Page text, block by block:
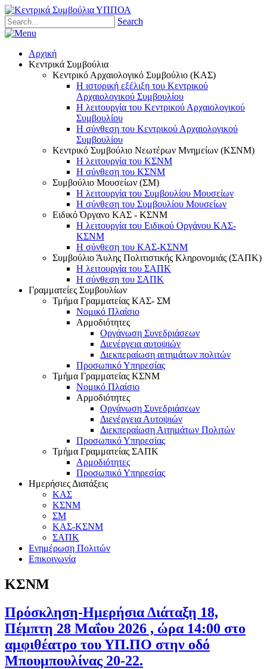
Search
Αρχική
Κεντρικά Συμβούλια
Κεντρικό Αρχαιολογικό Συμβούλιο (ΚΑΣ)
Η ιστορική εξέλιξη του Κεντρικού
Αρχαιολογικού Συμβουλίου
Η λειτουργία του Κεντρικού Αρχαιολογικού
Συμβουλίου
Η σύνθεση του Κεντρικού Αρχαιολογικού
Συμβουλίου
Κεντρικό Συμβούλιο Νεωτέρων Μνημείων (ΚΣΝΜ)
Η λειτουργία του ΚΣΝΜ
Η σύνθεση του ΚΣΝΜ
Συμβούλιο Μουσείων (ΣΜ)
Η λειτουργία του Συμβουλίου Μουσείων
Η σύνθεση του Συμβουλίου Μουσείων
Ειδικό Όργανο ΚΑΣ - ΚΣΝΜ
Η λειτουργία του Ειδικού Οργάνου ΚΑΣ-
ΚΣΝΜ
Η σύνθεση του ΚΑΣ-ΚΣΝΜ
Συμβούλιο Άυλης Πολιτιστικής Κληρονομιάς (ΣΑΠΚ)
Η λειτουργία του ΣΑΠΚ
Η σύνθεση του ΣΑΠΚ
Γραμματείες Συμβουλίων
Τμήμα Γραμματείας ΚΑΣ- ΣΜ
Νομικό Πλαίσιο
Αρμοδιότητες
Οργάνωση Συνεδριάσεων
Διενέργεια αυτοψιών
Διεκπεραίωση αιτημάτων πολιτών
Προσωπικό Υπηρεσίας
Τμήμα Γραμματείας ΚΣΝΜ
Νομικό Πλαίσιο
Αρμοδιότητες
Οργάνωση Συνεδριάσεων
Διενέργεια Αυτοψιών
Διεκπεραίωση Αιτημάτων Πολιτών
Προσωπικό Υπηρεσίας
Τμήμα Γραμματείας ΣΑΠΚ
Αρμοδιότητες
Προσωπικό Υπηρεσίας
Ημερήσιες Διατάξεις
ΚΑΣ
ΚΣΝΜ
ΣΜ
ΚΑΣ-ΚΣΝΜ
ΣΑΠΚ
Ενημέρωση Πολιτών
Επικοινωνία
ΚΣΝΜ
Πρόσκληση-Ημερήσια Διάταξη 18,
Πέμπτη 28 Μαΐου 2026 , ώρα 14:00 στο
αμφιθέατρο του ΥΠ.ΠΟ στην οδό
Μπουμπουλίνας 20-22.